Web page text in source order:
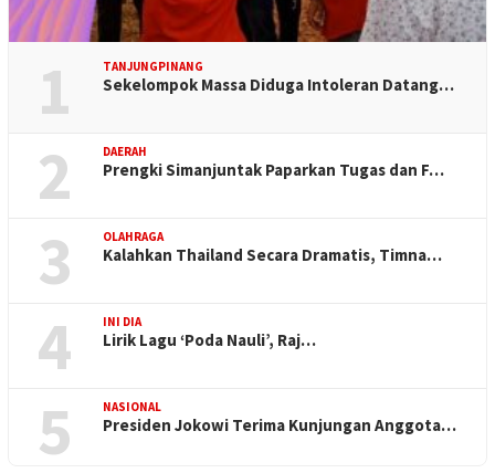
1 TANJUNGPINANG
Sekelompok Massa Diduga Intoleran Datang…
2 DAERAH
Prengki Simanjuntak Paparkan Tugas dan F…
3 OLAHRAGA
Kalahkan Thailand Secara Dramatis, Timna…
4 INI DIA
Lirik Lagu ‘Poda Nauli’, Raj…
5 NASIONAL
Presiden Jokowi Terima Kunjungan Anggota…